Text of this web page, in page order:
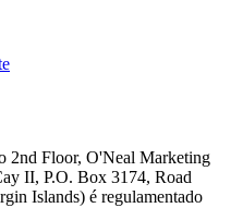
2nd Floor, O'Neal Marketing
II, P.O. Box 3174, Road
Islands) é regulamentado